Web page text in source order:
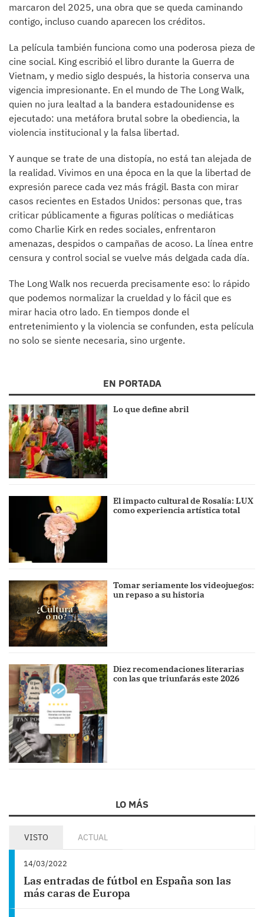
marcaron del 2025, una obra que se queda caminando
contigo, incluso cuando aparecen los créditos.
La película también funciona como una poderosa pieza de
cine social. King escribió el libro durante la Guerra de
Vietnam, y medio siglo después, la historia conserva una
vigencia impresionante. En el mundo de The Long Walk,
quien no jura lealtad a la bandera estadounidense es
ejecutado: una metáfora brutal sobre la obediencia, la
violencia institucional y la falsa libertad.
Y aunque se trate de una distopía, no está tan alejada de
la realidad. Vivimos en una época en la que la libertad de
expresión parece cada vez más frágil. Basta con mirar
casos recientes en Estados Unidos: personas que, tras
criticar públicamente a figuras políticas o mediáticas
como Charlie Kirk en redes sociales, enfrentaron
amenazas, despidos o campañas de acoso. La línea entre
censura y control social se vuelve más delgada cada día.
The Long Walk nos recuerda precisamente eso: lo rápido
que podemos normalizar la crueldad y lo fácil que es
mirar hacia otro lado. En tiempos donde el
entretenimiento y la violencia se confunden, esta película
no solo se siente necesaria, sino urgente.
EN PORTADA
Lo que define abril
El impacto cultural de Rosalía: LUX
como experiencia artística total
Tomar seriamente los videojuegos:
un repaso a su historia
Diez recomendaciones literarias
con las que triunfarás este 2026
LO MÁS
VISTO ACTUAL
14/03/2022
Las entradas de fútbol en España son las
más caras de Europa